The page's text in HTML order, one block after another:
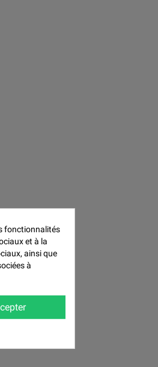
fonctionnalités
et à la
ainsi que
à